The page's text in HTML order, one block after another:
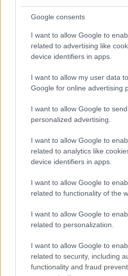
Google consents
I want to allow Google to
related to advertising like
device identifiers in apps.
I want to allow my user data
Google for online advertising
I want to allow Google to
personalized advertising.
I want to allow Google to
related to analytics like
device identifiers in apps.
I want to allow Google to
related to functionality of the
I want to allow Google to
related to personalization.
I want to allow Google to
related to security, including
functionality and fraud
Military PRIVÉ REVAUX -
Minimalista PRIVÉ REVAUX -